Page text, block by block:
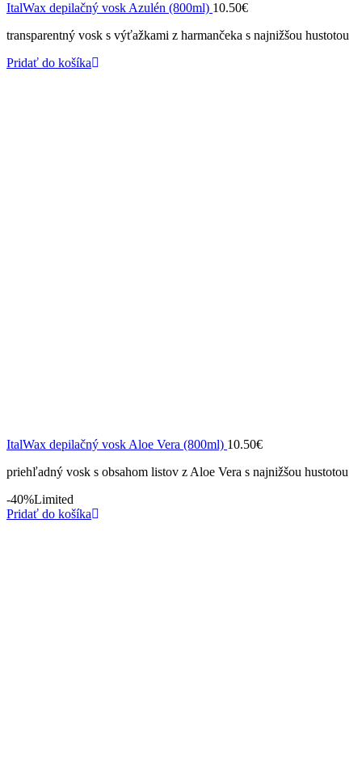
ItalWax depilačný vosk Azulén (800ml) 10.50€
transparentný vosk s výťažkami z harmančeka s najnižšou hustotou
Pridať do košíka
ItalWax depilačný vosk Aloe Vera (800ml) 10.50€
priehľadný vosk s obsahom listov z Aloe Vera s najnižšou hustotou
-40%Limited
Pridať do košíka